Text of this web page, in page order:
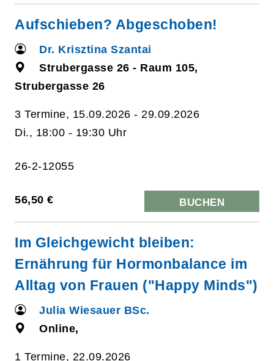
Aufschieben? Abgeschoben!
Dr. Krisztina Szantai
Strubergasse 26 - Raum 105,
Strubergasse 26
3 Termine, 15.09.2026 - 29.09.2026
Di., 18:00 - 19:30 Uhr
26-2-12055
56,50 € BUCHEN
Im Gleichgewicht bleiben:
Ernährung für Hormonbalance im
Alltag von Frauen ("Happy Minds")
Julia Wiesauer BSc.
Online,
1 Termine, 22.09.2026